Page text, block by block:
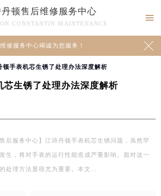
丹顿售后维修服务中心
CONSTANTIN MAINTENANCE

修服务中心竭诚为您服务！ 
顿手表机芯生锈了处理办法深度解析
芯生锈了处理办法深度解析
售后服务中心】江诗丹顿手表机芯生锈问题，虽然罕
生，将对手表的运行性能造成严重影响。面对这一
处理方法显得尤为重要。本文…